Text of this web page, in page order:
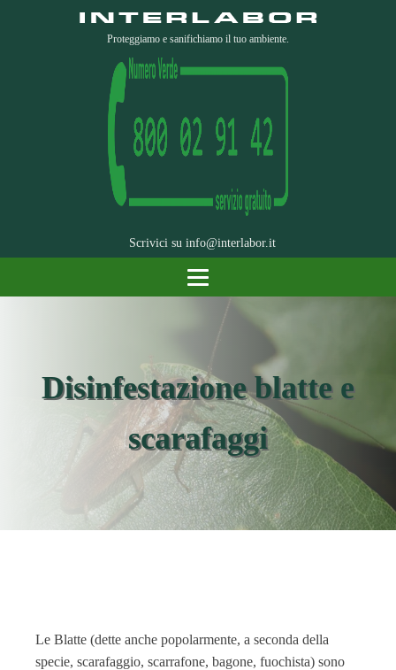
Proteggiamo e sanifichiamo il tuo ambiente.
Scrivici su info@interlabor.it
Disinfestazione blatte e
scarafaggi
Le Blatte (dette anche popolarmente, a seconda della
specie, scarafaggio, scarrafone, bagone, fuochista) sono